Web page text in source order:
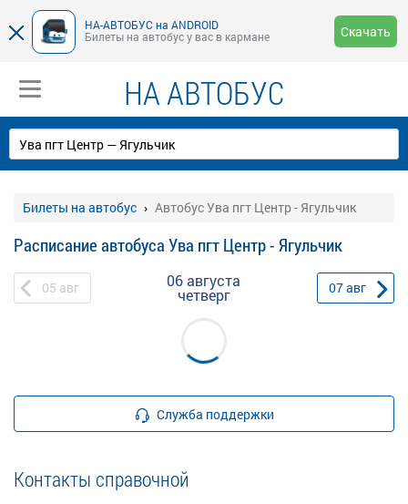
НА-АВТОБУС на ANDROID
Билеты на автобус у вас в кармане
Скачать
НА АВТОБУС
Билеты на автобус Автобус Ува пгт Центр - Ягульчик
Расписание автобуса Ува пгт Центр - Ягульчик
05 авг 06 августа
четверг 07авг
Служба поддержки
Контакты справочной